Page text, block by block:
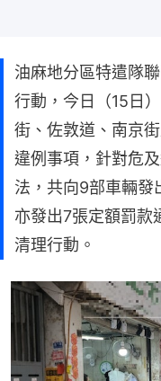
油麻地分區特遣隊
行動，今日（15日
街、佐敦道、南京
違例事項，針對危
法，共向9部車輛發
亦發出7張定額罰款
清理行動。